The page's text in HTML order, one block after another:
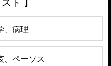
ト 】
、病理
ペーソス